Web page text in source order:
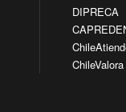
DIPRECA
ChileValora